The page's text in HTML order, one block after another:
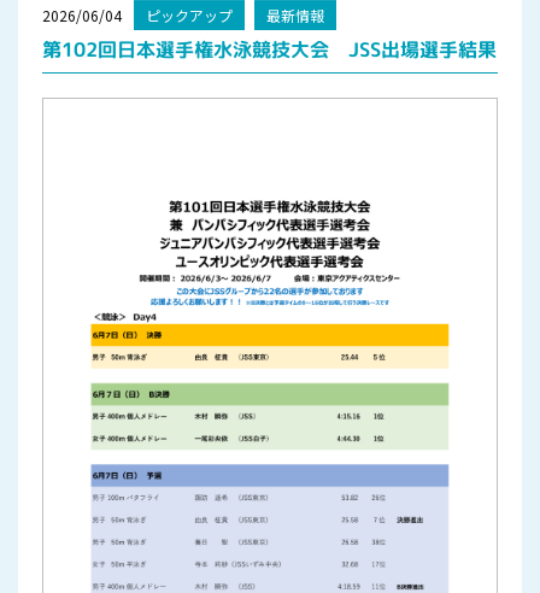
2026/06/04 ピックアップ 最新情報
第102回日本選手権水泳競技大会 JSS出場選手結果